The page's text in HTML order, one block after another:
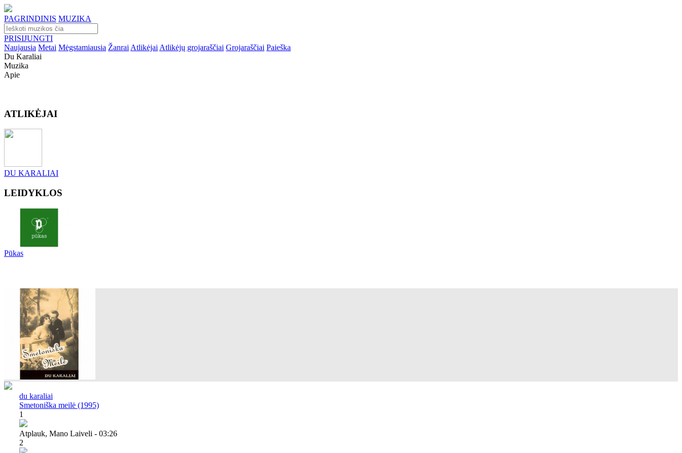
PAGRINDINIS MUZIKA
PRISIJUNGTI
Naujausia Metai Mėgstamiausia Žanrai Atlikėjai Atlikėjų grojaraščiai Grojaraščiai Paieška
Du Karaliai
Muzika
Apie
ATLIKĖJAI
DU KARALIAI
LEIDYKLOS
Pūkas
du karaliai
Smetoniška meilė (1995)
1
Atplauk, Mano Laiveli - 03:26
2